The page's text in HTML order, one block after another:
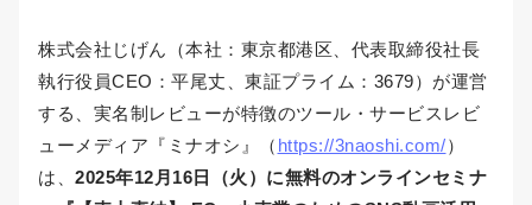
株式会社じげん（本社：東京都港区、代表取締役社長
執行役員CEO：平尾丈、東証プライム：3679）が運営
する、実名制レビューが特徴のツール・サービスレビ
ューメディア『ミナオシ』（ https://3naoshi.com/）
は、 2025年12月16日（火）に無料のオンラインセミナ